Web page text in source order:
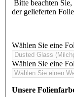
Bitte beachten
der gelieferten
Wählen Sie eine
Wählen Sie eine
Unsere